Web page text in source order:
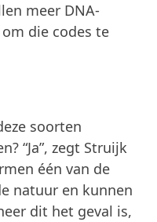
meer DNA-
die codes te
soorten
“Ja”, zegt Struijk
één van de
natuur en kunnen
dit het geval is,